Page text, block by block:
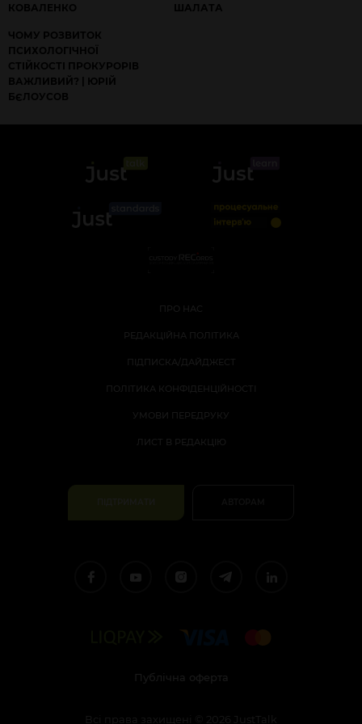
КОВАЛЕНКО
ШАЛАТА
ЧОМУ РОЗВИТОК
ПСИХОЛОГІЧНОЇ
СТІЙКОСТІ ПРОКУРОРІВ
ВАЖЛИВИЙ? | ЮРІЙ
БЄЛОУСОВ
ПРО НАС
РЕДАКЦІЙНА ПОЛІТИКА
ПІДПИСКА/ДАЙДЖЕСТ
ПОЛІТИКА КОНФІДЕНЦІЙНОСТІ
УМОВИ ПЕРЕДРУКУ
ЛИСТ В РЕДАКЦІЮ
Публічна оферта
Всі права захищені 2026 JustTalk